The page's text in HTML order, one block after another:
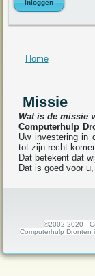
U bent
Home
Missie
Wat is de missie
Computerhulp
Uw investering in
tot zijn recht
Dat betekent dat
Dat is goed voor
©2002-2020 -
Computerhulp Dronten